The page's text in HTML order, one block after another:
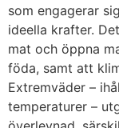
som engagerar
ideella krafter.
mat och öppna
föda, samt att
Extremväder –
temperaturer –